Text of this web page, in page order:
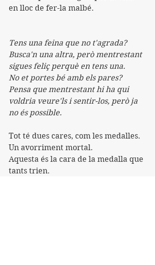
en lloc de fer-la malbé.
Tens una feina que no t'agrada?
Busca'n una altra, però mentrestant
sigues feliç perquè en tens una.
No et portes bé amb els pares?
Pensa que mentrestant hi ha qui
voldria veure'ls i sentir-los, però ja
no és possible.
Tot té dues cares, com les medalles.
Un avorriment mortal.
Aquesta és la cara de la medalla que
tants trien.